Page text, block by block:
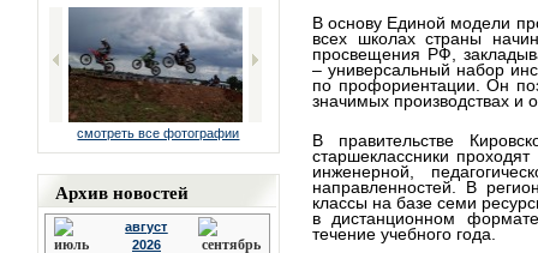
смотреть все фотографии
Архив новостей
август
2026
В основу Единой модели
всех школах страны
просвещения РФ,
– универсальный набор
по профориентации. Он
значимых производствах и
В правительстве
старшеклассники
инженерной,
направленностей. В
классы на базе семи
в дистанционном
течение учебного года.